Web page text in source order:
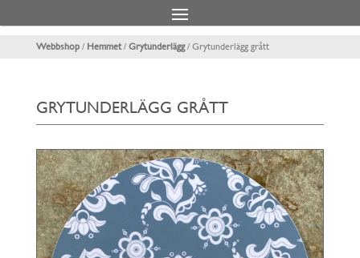
Webbshop/ Hemmet/ Grytunderlägg/ Grytunderlägg grått
GRYTUNDERLÄGG GRÅTT